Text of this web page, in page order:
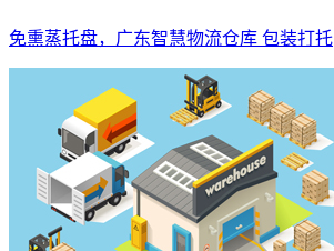
免熏蒸托盘，广东智慧物流仓库 包装打托